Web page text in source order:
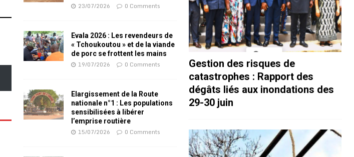
23/07/2026 0 Comments
Evala 2026 : Les revendeurs de
« Tchoukoutou » et de la viande
de porc se frottent les mains
19/07/2026 0 Comments
Elargissement de la Route
nationale n°1 : Les populations
sensibilisées à libérer
l’emprise routière
15/07/2026 0 Comments
Gestion des risques de
catastrophes : Rapport des
dégâts liés aux inondations des
29-30 juin